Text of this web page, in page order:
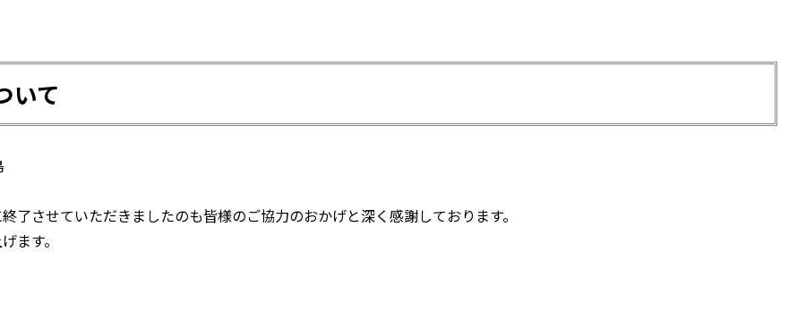
て
させていただきましたのも皆様のご協力のおかげと深く感謝しております。
ます。